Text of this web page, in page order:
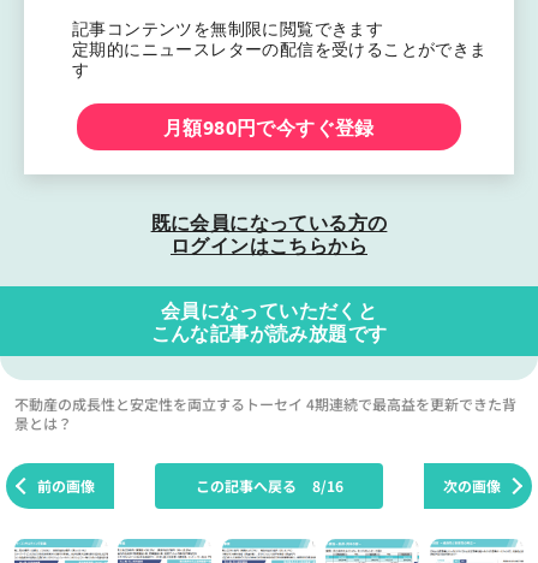
記事コンテンツを無制限に閲覧できます
定期的にニュースレターの配信を受けることができま
す
月額980円で今すぐ登録
既に会員になっている方の
ログインはこちらから
会員になっていただくと
こんな記事が読み放題です
不動産の成長性と安定性を両立するトーセイ 4期連続で最高益を更新できた背
景とは？
前の画像 次の画像
この記事へ戻る 8/16